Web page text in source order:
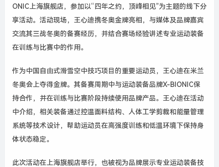
ONIC上海旗舰店，参加以“四年之约，顶峰相见”为主题的线下分
享活动。活动现场，王心迪携冬奥金牌亮相，与媒体及品牌嘉宾
交流其三战冬奥的备赛经历，并结合赛场经验讲述专业运动装备
在训练与比赛中的作用。
作为中国自由式滑雪空中技巧项目的重要运动员，王心迪在米兰
冬奥会上夺得金牌。其备赛周期中与运动装备品牌X-BIONIC保
持合作，并在训练与比赛阶段持续使用品牌产品。王心迪在活动
中介绍，相关装备通过控温面料结构、人体工学剪裁和能量管理
系统等技术设计，帮助运动员在高强度训练和低温环境下保持身
体状态稳定。
此次活动在上海旗舰店举行，也被视为品牌展示专业运动装备技